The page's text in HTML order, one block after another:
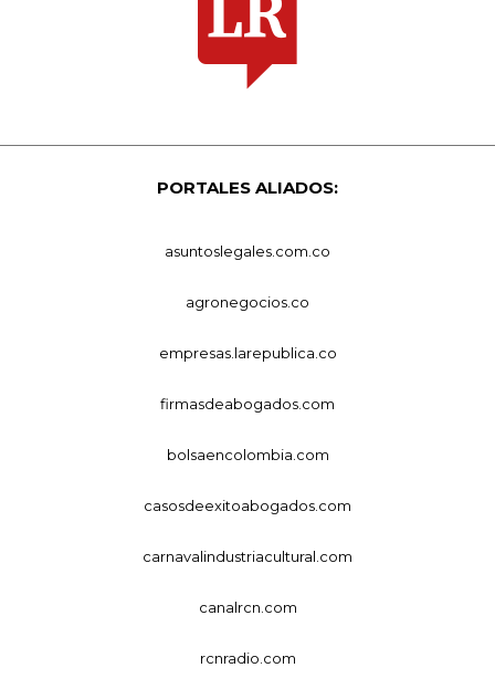
PORTALES ALIADOS:
asuntoslegales.com.co
agronegocios.co
empresas.larepublica.co
firmasdeabogados.com
bolsaencolombia.com
casosdeexitoabogados.com
carnavalindustriacultural.com
canalrcn.com
rcnradio.com